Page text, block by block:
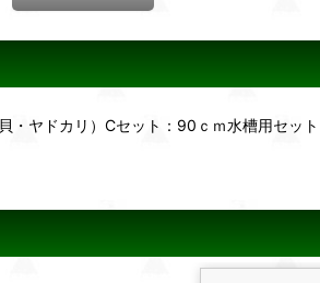
ヤドカリ）Cセット：90ｃｍ水槽用セッ